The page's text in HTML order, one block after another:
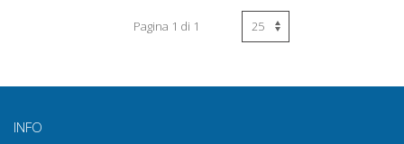
Pagina 1 di 1
INFO